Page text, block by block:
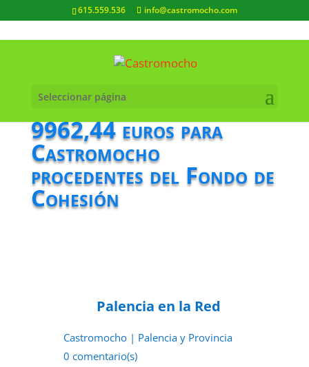
615.559.536 info@castromocho.com
Seleccionar página
9962,44 euros para
Castromocho
procedentes del Fondo de
Cohesión
Palencia en la Red
Castromocho| Palencia y Provincia
0 comentario(s)